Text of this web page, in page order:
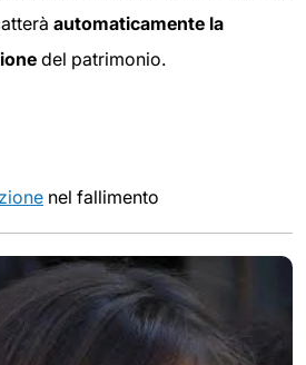
automaticamente la
del patrimonio.
nel fallimento